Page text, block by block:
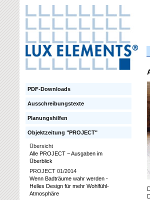
PDF-Downloads
Ausschreibungstexte
Planungshilfen
Objektzeitung "PROJECT"
Übersicht
Alle PROJECT − Ausgaben im
Überblick
PROJECT 01/2014
Wenn Badträume wahr werden -
Helles Design für mehr Wohlfühl-
Atmosphäre